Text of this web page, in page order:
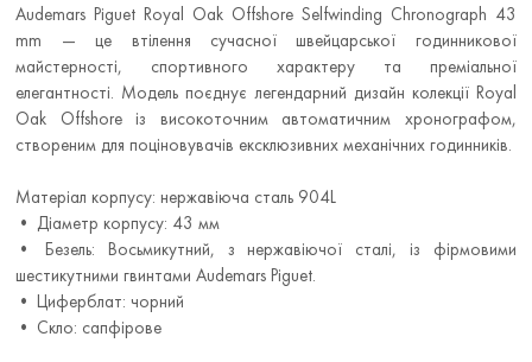
Audemars Piguet Royal Oak Offshore Selfwinding Chronograph 43
mm — це втілення сучасної швейцарської годинникової
майстерності, спортивного характеру та преміальної
елегантності. Модель поєднує легендарний дизайн колекції Royal
Oak Offshore із високоточним автоматичним хронографом,
створеним для поціновувачів ексклюзивних механічних годинників.
Матеріал корпусу: нержавіюча сталь 904L
• Діаметр корпусу: 43 мм
• Безель: Восьмикутний, з нержавіючої сталі, із фірмовими
шестикутними гвинтами Audemars Piguet.
• Циферблат: чорний
• Скло: сапфірове